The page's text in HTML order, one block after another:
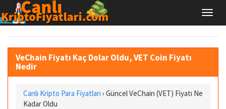
VeChain Fiyatı Kaç Dolar Oldu, VET Coin Fiyatı
Nedir
Canlı Kripto Para Fiyatları › Güncel VeChain (VET) Fiyatı Ne
Kadar Oldu